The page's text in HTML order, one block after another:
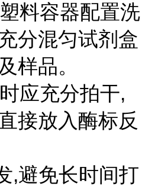
料容器配置洗
分混匀试剂盒
样品。
应充分拍干,
接放入酶标反
,避免长时间打